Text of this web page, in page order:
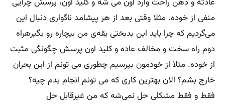
منفی از خوده. مثلا وقتی بعد از هر پیشامد ناگواری دنبال این
می‌گردیم که چرا باید این بدبختی یقه‌ی من بیچاره رو بگیرهراه
دوم راه سخت و مخالف عاده و کلید اون پرسش چگونگی مثبت
از خوده. مثلا از خودمون بپرسیم چطوری می تونم از این بحران
خارج بشم؟ الان بهترین کاری که می تونم انجام بدم چیه؟
فقط و فقط مشکلی حل نمی‌شه که من غیرقابل حل